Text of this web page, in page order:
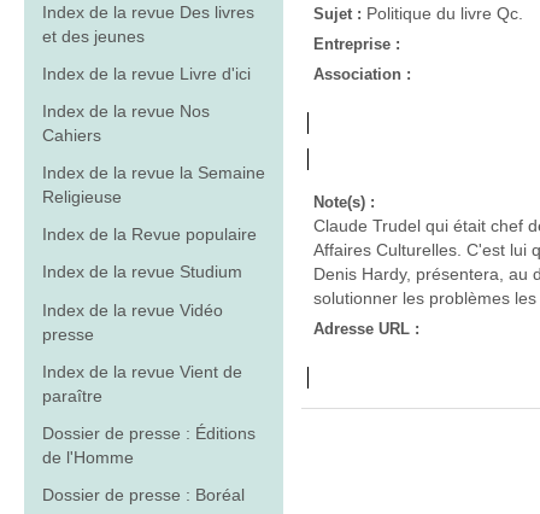
Index de la revue Des livres
et des jeunes
Index de la revue Livre d'ici
Index de la revue Nos
Cahiers
Index de la revue la Semaine
Religieuse
Index de la Revue populaire
Index de la revue Studium
Index de la revue Vidéo
presse
Index de la revue Vient de
paraître
Dossier de presse : Éditions
de l'Homme
Dossier de presse : Boréal
Sujet : Politique du livre Qc.
Entreprise :
Association :
Note(s) :
Claude Trudel qui était chef
Affaires Culturelles. C'est lui
Denis Hardy, présentera, au
solutionner les problèmes
Adresse URL :